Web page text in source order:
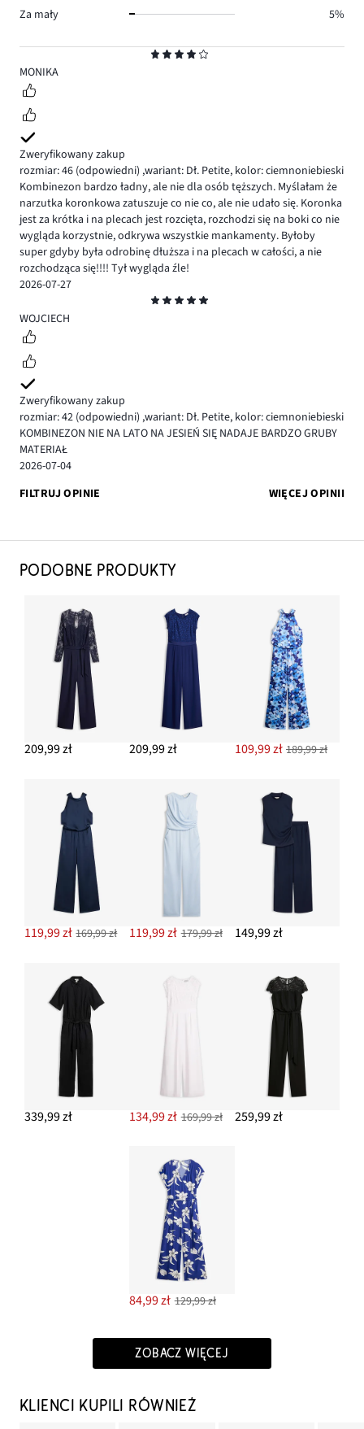
4
MONIKA
Zweryfikowany zakup
rozmiar: 46 (odpowiedni) ,wariant: Dł. Petite, kolor: ciemnoniebieski
Kombinezon bardzo ładny, ale nie dla osób tęższych. Myślałam że
narzutka koronkowa zatuszuje co nie co, ale nie udało się. Koronka
jest za krótka i na plecach jest rozcięta, rozchodzi się na boki co nie
wygląda korzystnie, odkrywa wszystkie mankamenty. Byłoby
super gdyby była odrobinę dłuższa i na plecach w całości, a nie
rozchodząca się!!!! Tył wygląda źle!
2026-07-27
5
WOJCIECH
Zweryfikowany zakup
rozmiar: 42 (odpowiedni) ,wariant: Dł. Petite, kolor: ciemnoniebieski
KOMBINEZON NIE NA LATO NA JESIEŃ SIĘ NADAJE BARDZO GRUBY
MATERIAŁ
2026-07-04
FILTRUJ OPINIE
WIĘCEJ OPINII
Za mały
5%
PODOBNE PRODUKTY
209,99 zł 209,99 zł 109,99 zł 189,99 zł
119,99 zł 169,99 zł 119,99 zł 179,99 zł 149,99 zł
339,99 zł 134,99 zł 169,99 zł 259,99 zł
84,99 zł 129,99 zł
ZOBACZ WIĘCEJ
KLIENCI KUPILI RÓWNIEŻ